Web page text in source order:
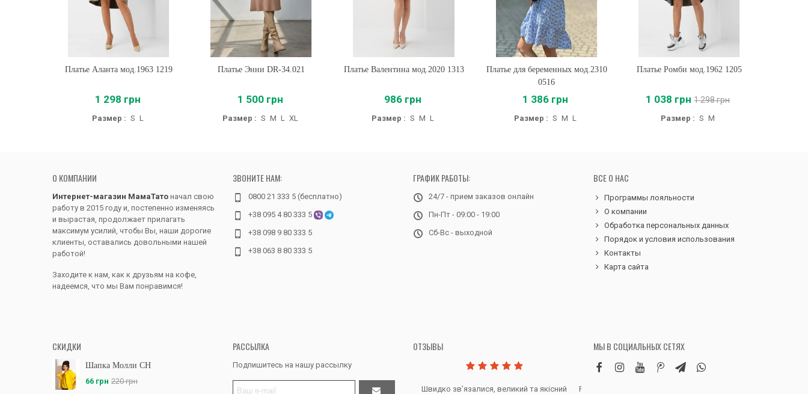
Купить
Платье Аланта мод.1963 1219
1 298 грн
Размер : S L
Купить
Платье Энни DR-34.021
1 500 грн
Размер : S M L XL
Купить
Платье Валентина мод.2020 1313
986 грн
Размер : S M L
Купить
Платье для беременных мод.2310
0516
1 386 грн
Размер : S M L
Купить
Платье Ромби мод.1962 1205
1 038 грн 1 298 грн
Размер : S M
О КОМПАНИИ
Интернет-магазин МамаТато начал свою
работу в 2015 году и, постепенно изменяясь
и вырастая, продолжает прилагать
максимум усилий, чтобы Вы, наши дорогие
клиенты, оставались довольными нашей
работой!
Заходите к нам, как к друзьям на кофе,
надеемся, что мы Вам понравимся!
ЗВОНИТЕ НАМ:
0800 21 333 5 (бесплатно)
+38 095 4 80 333 5
+38 098 9 80 333 5
+38 063 8 80 333 5
ГРАФИК РАБОТЫ:
24/7 - прием заказов онлайн
Пн-Пт - 09:00 - 19:00
Сб-Вс - выходной
ВСЕ О НАС
Программы лояльности
О компании
Обработка персональных данных
Порядок и условия использования
Контакты
Карта сайта
СКИДКИ
Шапка Молли CH
66 грн 220 грн
РАССЫЛКА
Подпишитесь на нашу рассылку
ОТЗЫВЫ
Дякую за все, продавець супер. Швидко звʼязалися, великий та якісний Робила замовлення дитячих вельветових
МЫ В СОЦИАЛЬНЫХ СЕТЯХ